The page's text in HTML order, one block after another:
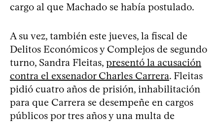
cargo al que Machado se había postulado.
A su vez, también este jueves, la fiscal de
Delitos Económicos y Complejos de segundo
turno, Sandra Fleitas, presentó la acusación
contra el exsenador Charles Carrera. Fleitas
pidió cuatro años de prisión, inhabilitación
para que Carrera se desempeñe en cargos
públicos por tres años y una multa de